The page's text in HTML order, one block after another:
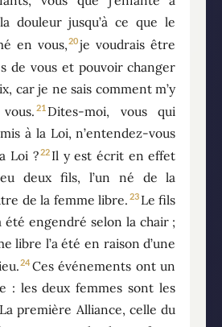
douleur jusqu’à ce que le
en vous,20je voudrais être
de vous et pouvoir changer
car je ne sais comment m’y
21 Dites-moi, vous qui
à la Loi, n’entendez-vous
Loi ?22 Il y est écrit en effet
eu deux fils, l’un né de la
de la femme libre. 23 Le fils
été engendré selon la chair ;
libre l’a été en raison d’une
24Ces événements ont un
: les deux femmes sont les
première Alliance, celle du